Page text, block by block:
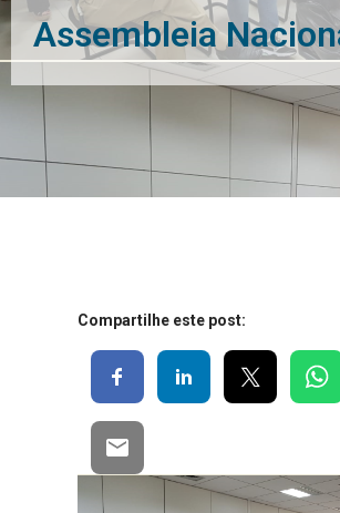
Assembleia
Compartilhe este post: